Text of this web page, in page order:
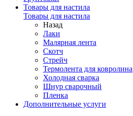
Товары для настила
Товары для настила
Назад
Лаки
Малярная лента
Скотч
Стрейч
Термолента для ковролина
Холодная сварка
Шнур сварочный
Пленка
Дополнительные услуги